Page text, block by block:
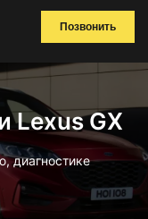
Позвонить
Lexus GX
диагностике